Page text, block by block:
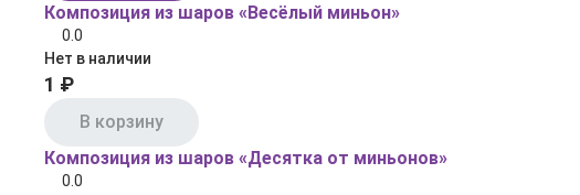
Композиция из шаров «Весёлый миньон»
0.0
Нет в наличии
1 ₽
В корзину
Композиция из шаров «Десятка от миньонов»
0.0